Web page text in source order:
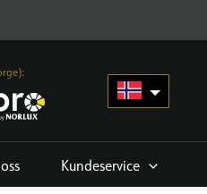
Kundeservice